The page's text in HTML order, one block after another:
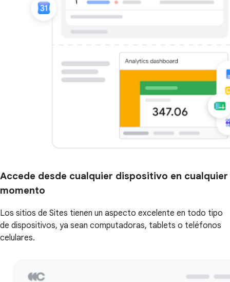
Accede desde cualquier dispositivo en cualquier
momento
Los sitios de Sites tienen un aspecto excelente en todo tipo
de dispositivos, ya sean computadoras, tablets o teléfonos
celulares.